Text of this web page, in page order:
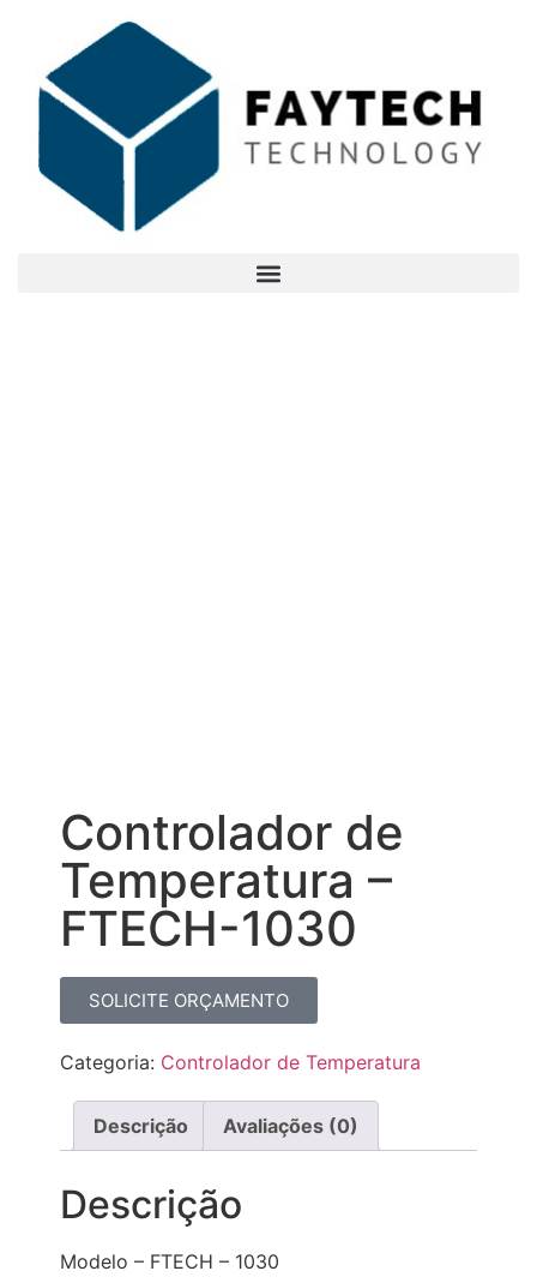
Controlador de
Temperatura –
FTECH-1030
SOLICITE ORÇAMENTO
Categoria: Controlador de Temperatura
Descrição Avaliações (0)
Descrição
Modelo – FTECH – 1030